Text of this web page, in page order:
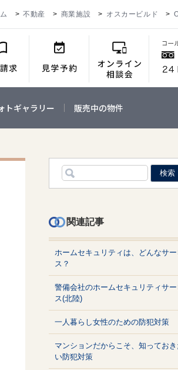
不動産 商業施設 オスカービルド
トギャラリー 販売中の物件
関連記事
ホームセキュリティは、どんなサ
ス？
警備会社のホームセキュリティサ
ス(北陸)
一人暮らし女性のための防犯対策
マンションだからこそ、知っておき
い防犯対策